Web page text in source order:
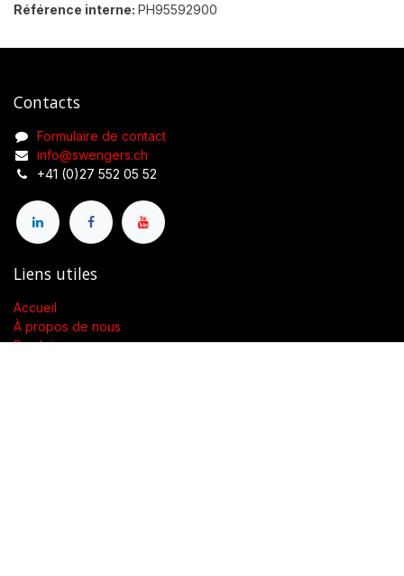
Référence interne: PH95592900
Contacts
Formulaire de contact
info@swengers.ch
+41 (0)27 552 05 52
Liens utiles
Accueil
À propos de nous
Produits